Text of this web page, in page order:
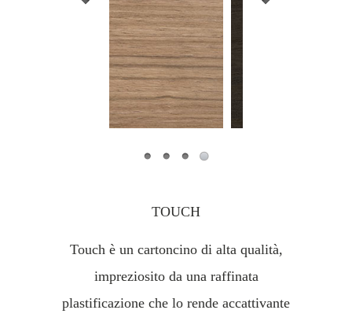
TOUCH
Touch è un cartoncino di alta qualità,
impreziosito da una raffinata
plastificazione che lo rende accattivante